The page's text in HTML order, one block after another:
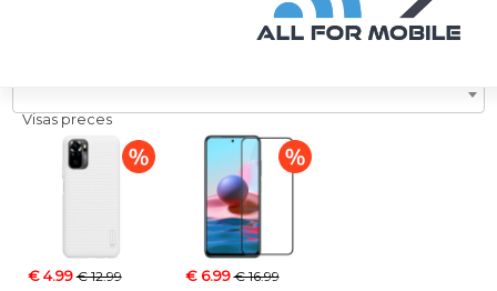
Visas preces
€ 4.99€ 12.99 € 6.99€ 16.99